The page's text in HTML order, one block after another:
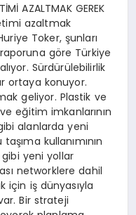
AZALTMAK GEREK
azaltmak
Toker, şunları
göre Türkiye
Sürdürülebilirlik
ortaya konuyor.
geliyor. Plastik ve
eğitim imkanlarının
alanlarda yeni
kullanımının
gibi yeni yollar
networklere dahil
için iş dünyasıyla
Bir strateji